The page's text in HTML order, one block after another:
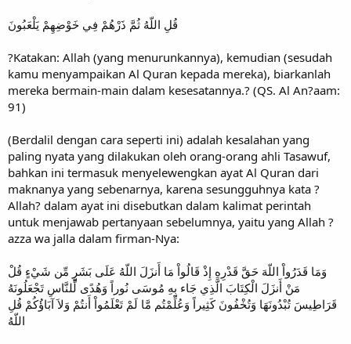
قُلِ اللّهُ ثُمَّ ذَرْهُمْ فِي خَوْضِهِمْ يَلْعَبُونَ
?Katakan: Allah (yang menurunkannya), kemudian (sesudah
kamu menyampaikan Al Quran kepada mereka), biarkanlah
mereka bermain-main dalam kesesatannya.? (QS. Al An?aam:
91)
(Berdalil dengan cara seperti ini) adalah kesalahan yang
paling nyata yang dilakukan oleh orang-orang ahli Tasawuf,
bahkan ini termasuk menyelewengkan ayat Al Quran dari
maknanya yang sebenarnya, karena sesungguhnya kata ?
Allah? dalam ayat ini disebutkan dalam kalimat perintah
untuk menjawab pertanyaan sebelumnya, yaitu yang Allah ?
azza wa jalla dalam firman-Nya:
وَمَا قَدَرُواْ اللّهَ حَقَّ قَدْرِهِ إِذْ قَالُواْ مَا أَنزَلَ اللّهُ عَلَى بَشَرٍ مِّن شَيْءٍ قُلْ
مَنْ أَنزَلَ الْكِتَابَ الَّذِي جَاء بِهِ مُوسَى نُوراً وَهُدًى لِّلنَّاسِ تَجْعَلُونَهُ
قَرَاطِيسَ تُبْدُونَهَا وَتُخْفُونَ كَثِيراً وَعُلِّمْتُم مَّا لَمْ تَعْلَمُواْ أَنتُمْ وَلاَ آبَاؤُكُمْ قُلِ
اللّهُ